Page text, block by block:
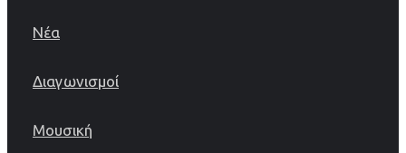
Νέα
Διαγωνισμοί
Μουσική